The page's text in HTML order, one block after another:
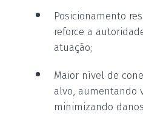
Posicionamento
reforce a
atuação;
Maior nível de
alvo, aumentando
minimizando